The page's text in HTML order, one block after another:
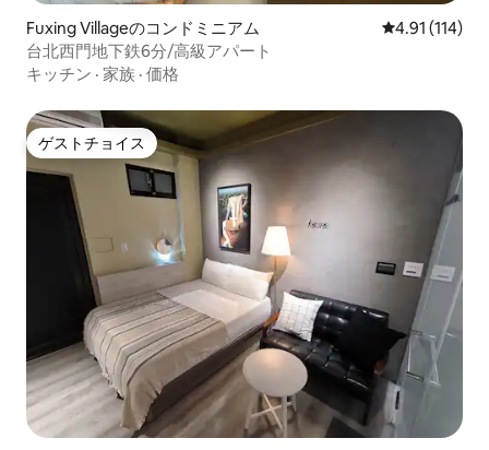
Fuxing Villageのコンドミニアム レビュー114
4.91 (114)
台北西門地下鉄6分/高級アパート
キッチン · 家族 · 価格
ゲストチョイス
ゲストチョイス